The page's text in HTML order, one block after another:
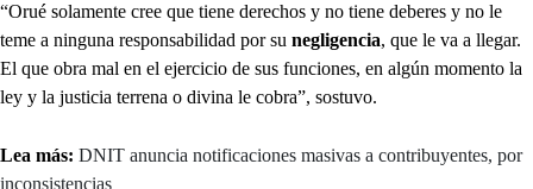
“Orué solamente cree que tiene derechos y no tiene deberes y no le
teme a ninguna responsabilidad por su negligencia, que le va a llegar.
El que obra mal en el ejercicio de sus funciones, en algún momento la
ley y la justicia terrena o divina le cobra”, sostuvo.
Lea más: DNIT anuncia notificaciones masivas a contribuyentes, por
inconsistencias